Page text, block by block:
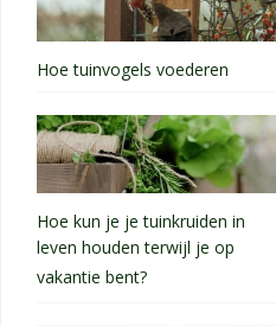
Hoe tuinvogels voederen
Hoe kun je je tuinkruiden in
leven houden terwijl je op
vakantie bent?